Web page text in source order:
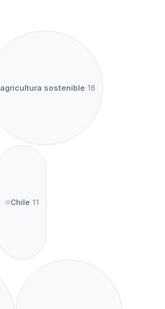
agricultura sostenible 18
Chile 11